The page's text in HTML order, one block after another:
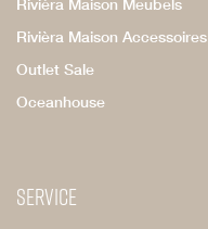
Rivièra Maison Meubels
Rivièra Maison Accessoires
Outlet Sale
Oceanhouse
Service